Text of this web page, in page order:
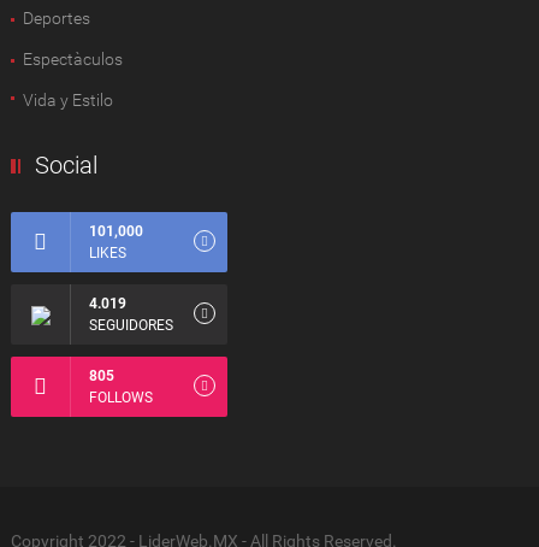
Deportes
Espectàculos
Vida y Estilo
Social
101,000
LIKES
4.019
SEGUIDORES
805
FOLLOWS
Copyright 2022 - LiderWeb.MX - All Rights Reserved.